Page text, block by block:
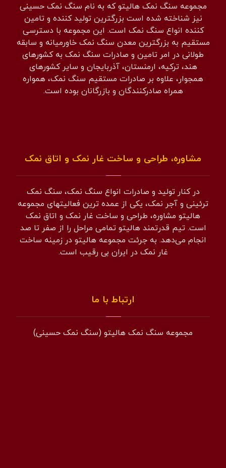
مجموعه سنگ نمک هالیتو که به نام سنگ نمک حسینی
نیز شناخته شده است بزرگترین تولید کننده و تامین
کننده انواع سنگ نمک است. این مجموعه با دسترسی
مستقیم به بزرگترین معدن سنگ نمک خاورمیانه و سابقه
طولانی در امر تامین و صادرات سنگ نمک به کشورهای
هند، ترکیه، ارمنستان، آذربایجان و سایر کشورهای
همجوار، علاوه بر صادرات مستقیم سنگ نمک، همواره
همراه صادرکنندگان و بازرگانان بوده است.
مشاوره، طراحی و ساخت غار نمک و اتاق نمک
در کنار تولید و صادرات انواع سنگ نمک، سنگ نمک
ترئینی و آجر نمک، یکی از عمده ترین فعالیتهای مجموعه
هالیتو مشاوره، طراحی و ساخت غار نمک و اتاق نمک
است. تیم قدرتمند هالیتو تمامی مراحل را از صفر تا صد
انجام می‌دهد. به جرئت مجموعه هالیتو در زمینه ساخت
غار نمک در ایران بی رقیب است.
ارتباط با ما
مجموعه سنگ نمک هالیتو (سنگ نمک حسینی)